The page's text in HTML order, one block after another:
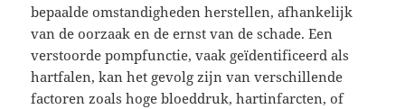
bepaalde omstandigheden herstellen, afhankelijk
van de oorzaak en de ernst van de schade. Een
verstoorde pompfunctie, vaak geïdentificeerd als
hartfalen, kan het gevolg zijn van verschillende
factoren zoals hoge bloeddruk, hartinfarcten, of